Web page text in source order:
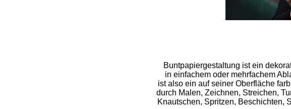
Buntpapiergestaltung ist ein
in einfachem oder mehrfachem
ist also ein auf seiner Oberfläche
durch Malen, Zeichnen, Streichen,
Knautschen, Spritzen, Beschichten,